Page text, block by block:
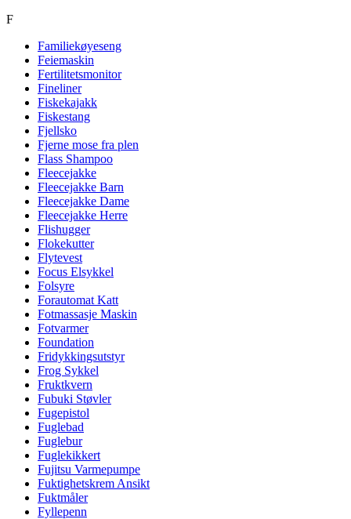
F
Familiekøyeseng
Feiemaskin
Fertilitetsmonitor
Fineliner
Fiskekajakk
Fiskestang
Fjellsko
Fjerne mose fra plen
Flass Shampoo
Fleecejakke
Fleecejakke Barn
Fleecejakke Dame
Fleecejakke Herre
Flishugger
Flokekutter
Flytevest
Focus Elsykkel
Folsyre
Forautomat Katt
Fotmassasje Maskin
Fotvarmer
Foundation
Fridykkingsutstyr
Frog Sykkel
Fruktkvern
Fubuki Støvler
Fugepistol
Fuglebad
Fuglebur
Fuglekikkert
Fujitsu Varmepumpe
Fuktighetskrem Ansikt
Fuktmåler
Fyllepenn